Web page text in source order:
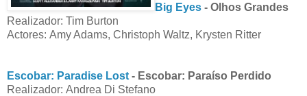
Big Eyes - Olhos Grandes
Realizador: Tim Burton
Actores: Amy Adams, Christoph Waltz, Krysten Ritter
Escobar: Paradise Lost - Escobar: Paraíso Perdido
Realizador: Andrea Di Stefano